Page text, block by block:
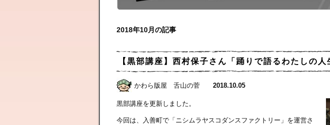
2018年10月の記事
【黒部講座】西村保子さん「踊りで語るわたしの人
かわら版屋 舌山の菅 2018.10.05
黒部講座を更新しました。
今回は、入善町で「ニシムラヤスコダンスファクトリー」を運営さ